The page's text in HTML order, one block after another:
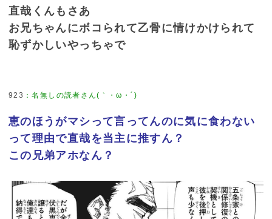
直哉くんもさあ
お兄ちゃんにボコられて乙骨に情けかけられて
恥ずかしいやっちゃで
923 ：名無しの読者さん(｀・ω・´)
恵のほうがマシって言ってんのに気に食わない
って理由で直哉を当主に推すん？
この兄弟アホなん？